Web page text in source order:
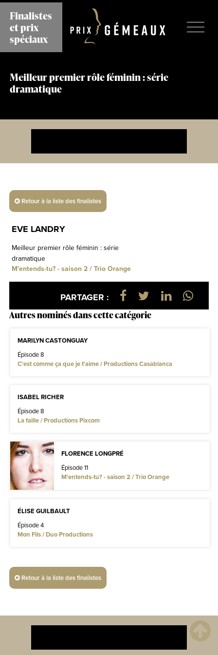
Aller
contenu
principal
Finalistes
et prix
spéciaux
Meilleur premier rôle féminin : série
dramatique
Retour à la liste des finalistes
EVE LANDRY
Meilleur premier rôle féminin : série
dramatique
M'entends-tu? - saison 2 / Trio Orange
PARTAGER :
Autres nominés dans cette catégorie
MARILYN CASTONGUAY
Épisode 8
C'est comme ça que je t'aime / Productions Casablanca
ISABEL RICHER
Épisode 8
La faille / Productions Pixcom
FLORENCE LONGPRÉ
Épisode 11
M'entends-tu? - saison 2 / Trio Orange
ÉLISE GUILBAULT
Épisode 4
Mon Fils / Duo Productions
Retour à la liste des finalistes